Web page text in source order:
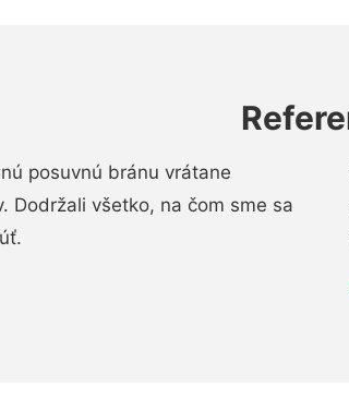
posuvnú bránu vrátane
Dodržali všetko, na čom sme sa